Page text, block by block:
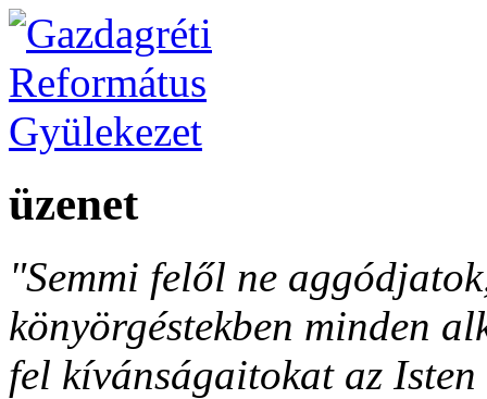
üzenet
"Semmi felől ne
könyörgéstekben minden
fel kívánságaitokat az